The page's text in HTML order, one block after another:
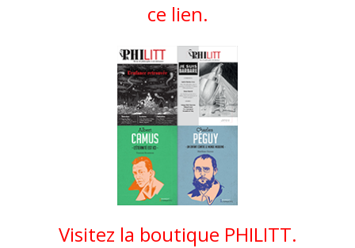
ce lien.
Visitez la boutique PHILITT.